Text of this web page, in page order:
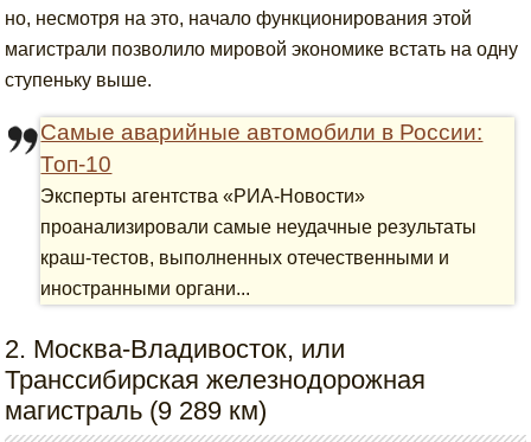
но, несмотря на это, начало функционирования этой
магистрали позволило мировой экономике встать на одну
ступеньку выше.
Самые аварийные автомобили в России:
Топ-10
Эксперты агентства «РИА-Новости»
проанализировали самые неудачные результаты
краш-тестов, выполненных отечественными и
иностранными органи...
2. Москва-Владивосток, или
Транссибирская железнодорожная
магистраль (9 289 км)